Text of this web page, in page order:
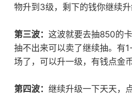
物升到3级，剩下的钱你继续升
第三波： 这波就要去抽850的
抽不出来可以卖了继续抽。有
场了，可以升一级，有钱点金
第四波： 继续升级一下天天，